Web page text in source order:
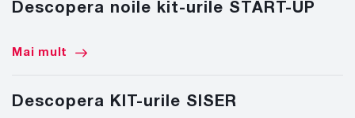
Descopera noile kit-urile START-UP
Mai mult
Descopera KIT-urile SISER